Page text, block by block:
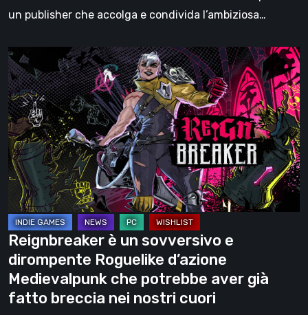
un publisher che accolga e condivida l’ambiziosa…
Reignbreaker
è
un
sovversivo
e
dirompente
Roguelike
d’azione
Medievalpunk
che
potrebbe
aver
già
fatto
Reignbreaker è un sovversivo e
dirompente Roguelike d’azione
Medievalpunk che potrebbe aver già
fatto breccia nei nostri cuori